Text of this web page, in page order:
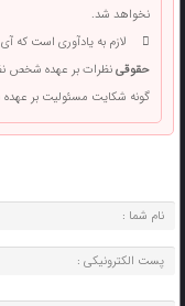
نخواهد شد.
لازم به یادآوری است
حقوقینظرات بر عهده شخص
گونه شکایت مسئولیت بر